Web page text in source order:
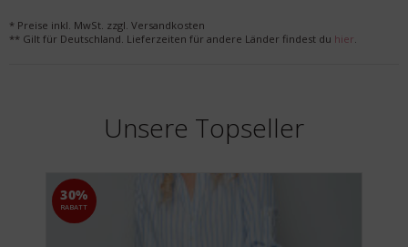
* Preise inkl. MwSt. zzgl. Versandkosten
** Gilt für Deutschland. Lieferzeiten für andere Länder findest du hier.
Unsere Topseller
30%
RABATT